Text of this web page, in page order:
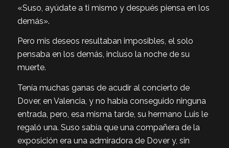
«Suso, ayúdate a ti mismo y después piensa en los
demás».
Pero mis deseos resultaban imposibles, el solo
pensaba en los demás, incluso la noche de su
muerte.
Tenía muchas ganas de acudir al concierto de
Dover, en Valencia, y no había conseguido ninguna
entrada, pero, esa misma tarde, su hermano Luis le
regaló una. Suso sabía que una compañera de la
exposición era una admiradora de Dover y, sin